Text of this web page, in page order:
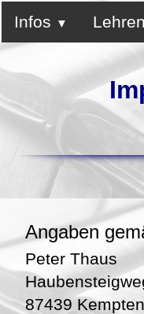
Infos Lehren
Angaben
Peter Thaus
87439